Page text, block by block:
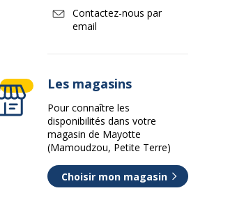
Contactez-nous par
email
Les magasins
Pour connaître les
disponibilités dans votre
magasin de Mayotte
(Mamoudzou, Petite Terre)
Choisir mon magasin